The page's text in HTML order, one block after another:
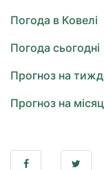
Погода в Ковелі
Погода сьогодні
Прогноз на
Прогноз на